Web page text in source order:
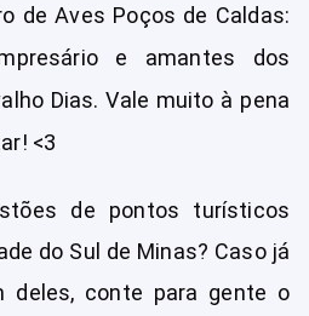
de Aves Poços de Caldas:
e amantes dos
Dias. Vale muito à pena
<3
de pontos turísticos
do Sul de Minas? Caso já
deles, conte para gente o